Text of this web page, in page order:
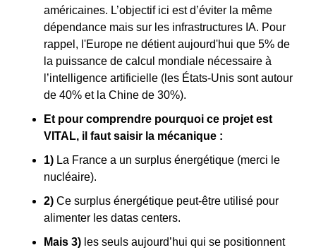
américaines. L’objectif ici est d’éviter la même
dépendance mais sur les infrastructures IA. Pour
rappel, l'Europe ne détient aujourd'hui que 5% de
la puissance de calcul mondiale nécessaire à
l’intelligence artificielle (les États-Unis sont autour
de 40% et la Chine de 30%).
Et pour comprendre pourquoi ce projet est
VITAL, il faut saisir la mécanique :
1) La France a un surplus énergétique (merci le
nucléaire).
2) Ce surplus énergétique peut-être utilisé pour
alimenter les datas centers.
Mais 3) les seuls aujourd’hui qui se positionnent